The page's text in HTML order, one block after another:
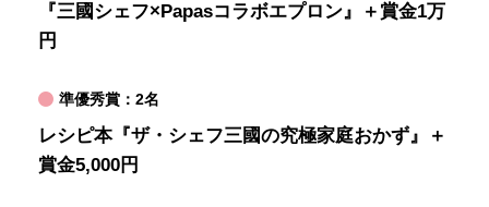
『三國シェフ×Papasコラボエプロン』＋賞金1万
円
準優秀賞：2名
レシピ本『ザ・シェフ三國の究極家庭おかず』＋
賞金5,000円